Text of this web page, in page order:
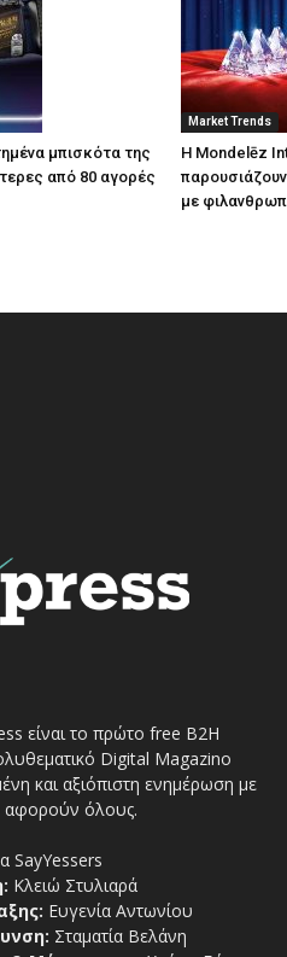
μπισκότα της
από 80 αγορές
Market Trends
Η Mondelēz
με
είναι το πρώτο free Β2Η
Digital Magazino
και αξιόπιστη ενημέρωση με
αφορούν όλους.
SayYessers
Κλειώ Στυλιαρά
Ευγενία Αντωνίου
Σταματία Βελάνη